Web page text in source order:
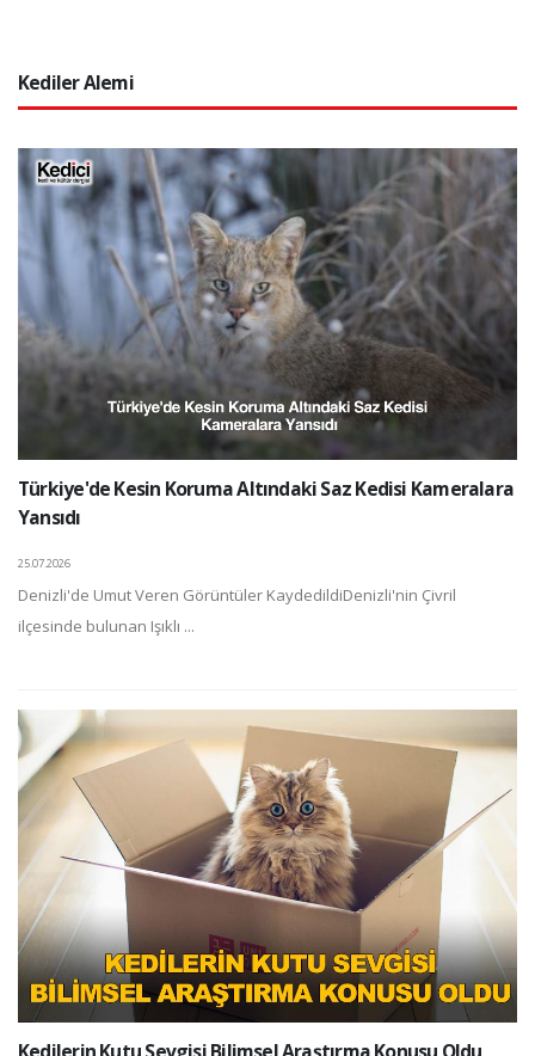
Kediler Alemi
Türkiye'de Kesin Koruma Altındaki Saz Kedisi Kameralara
Yansıdı
25.07.2026
Denizli'de Umut Veren Görüntüler KaydedildiDenizli'nin Çivril
ilçesinde bulunan Işıklı ...
Kedilerin Kutu Sevgisi Bilimsel Araştırma Konusu Oldu